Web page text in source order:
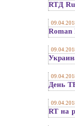
RTД
Roman
День
RT на